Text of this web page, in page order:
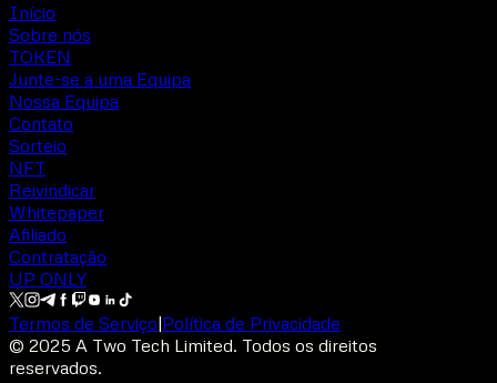
Início
Sobre nós
TOKEN
Junte-se a uma Equipa
Nossa Equipa
Contato
Sorteio
NFT
Reivindicar
Whitepaper
Afiliado
Contratação
UP ONLY
Termos de Serviço|Política de Privacidade
© 2025 A Two Tech Limited. Todos os direitos
reservados.